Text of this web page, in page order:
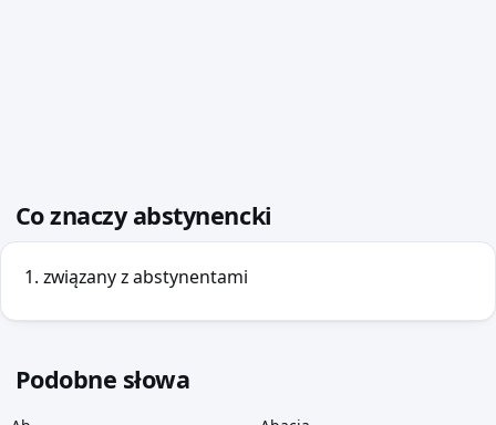
Co znaczy abstynencki
związany z abstynentami
Podobne słowa